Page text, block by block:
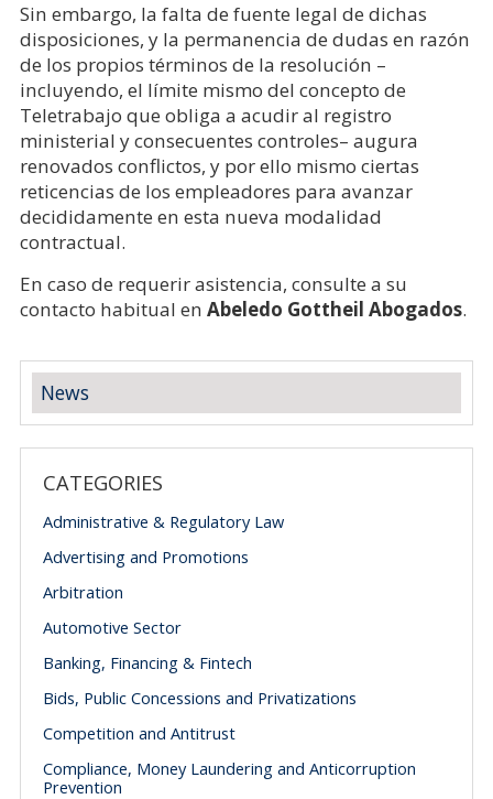
Sin embargo, la falta de fuente legal de dichas
disposiciones, y la permanencia de dudas en razón
de los propios términos de la resolución –
incluyendo, el límite mismo del concepto de
Teletrabajo que obliga a acudir al registro
ministerial y consecuentes controles– augura
renovados conflictos, y por ello mismo ciertas
reticencias de los empleadores para avanzar
decididamente en esta nueva modalidad
contractual.
En caso de requerir asistencia, consulte a su
contacto habitual en Abeledo Gottheil Abogados.
News
CATEGORIES
Administrative & Regulatory Law
Advertising and Promotions
Arbitration
Automotive Sector
Banking, Financing & Fintech
Bids, Public Concessions and Privatizations
Competition and Antitrust
Compliance, Money Laundering and Anticorruption
Prevention